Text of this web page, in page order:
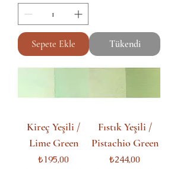
Sepete Ekle Tükendi
Kireç Yeşili /
Lime Green
Fiyat
₺195,00
Fıstık Yeşili /
Pistachio Green
Fiyat
₺244,00